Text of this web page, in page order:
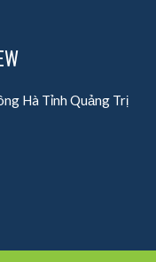
Hà Tỉnh Quảng Trị